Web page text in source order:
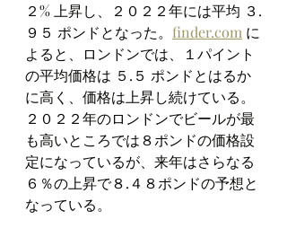
２% 上昇し、２０２２年には平均 ３.
９５ ポンドとなった。 finder.com に
よると、ロンドンでは、１パイント
の平均価格は ５.５ ポンドとはるか
に高く、価格は上昇し続けている。
２０２２年のロンドンでビールが最
も高いところでは８ポンドの価格設
定になっているが、来年はさらなる
６％の上昇で８.４８ポンドの予想と
なっている。